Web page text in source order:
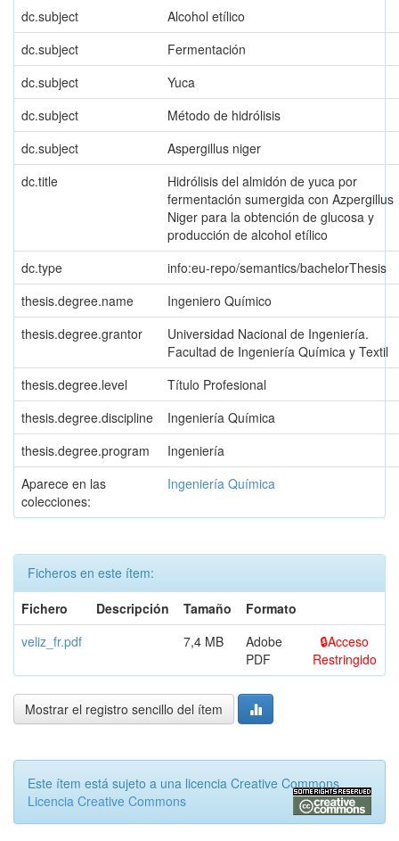
dc.subject
Alcohol etílico
dc.subject
Fermentación
dc.subject
Yuca
dc.subject
Método de hidrólisis
dc.subject
Aspergillus niger
dc.title
Hidrólisis del almidón de yuca por
fermentación sumergida con Azpergillus
Niger para la obtención de glucosa y
producción de alcohol etílico
dc.type
info:eu-repo/semantics/bachelorThesis
thesis.degree.name
Ingeniero Químico
thesis.degree.grantor
Universidad Nacional de Ingeniería.
Facultad de Ingeniería Química y Textil
thesis.degree.level
Título Profesional
thesis.degree.discipline
Ingeniería Química
thesis.degree.program
Ingeniería
Aparece en las
colecciones:
Ingeniería Química
Ficheros en este ítem:
Fichero
Descripción Tamaño
Formato
veliz_fr.pdf
7,4 MB
Adobe
PDF
Acceso
Restringido
Mostrar el registro sencillo del ítem
Este ítem está sujeto a una licencia Creative Commons
Licencia Creative Commons